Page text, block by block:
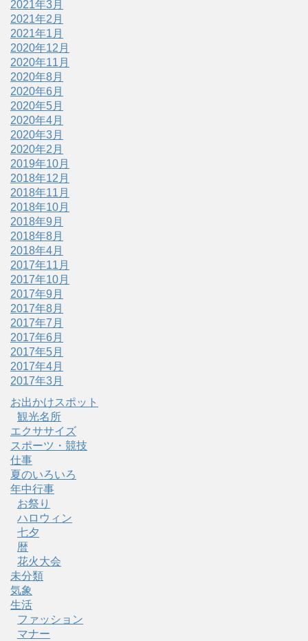
2021年3月
2021年2月
2021年1月
2020年12月
2020年11月
2020年8月
2020年6月
2020年5月
2020年4月
2020年3月
2020年2月
2019年10月
2018年12月
2018年11月
2018年10月
2018年9月
2018年8月
2018年4月
2017年11月
2017年10月
2017年9月
2017年8月
2017年7月
2017年6月
2017年5月
2017年4月
2017年3月
お出かけスポット
観光名所
エクササイズ
スポーツ・競技
仕事
夏のいろいろ
年中行事
お祭り
ハロウィン
七夕
暦
花火大会
未分類
気象
生活
ファッション
マナー